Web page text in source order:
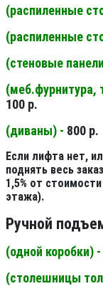
(распиленные
(распиленные
(стеновые панели
(меб.фурнитура,
100 р.
(диваны) - 800 р.
Если лифта нет,
поднять весь
1,5% от
этажа).
Ручной
(одной коробки) -
(столешницы